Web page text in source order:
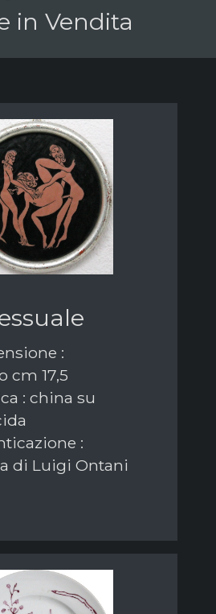
in Vendita
:
cm 17,5
: china su
:
di Luigi Ontani